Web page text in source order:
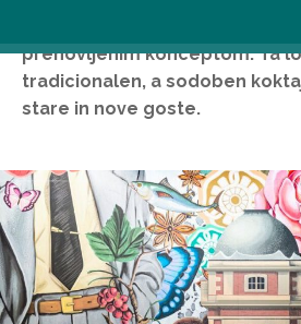
prenovljenim konceptom. Ta
tradicionalen, a sodoben
stare in nove goste.